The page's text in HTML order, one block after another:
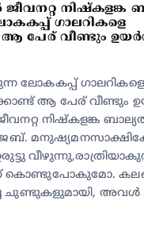
നിഷ്കളങ്ക
ഗാലറികളെ
ആ പേര് വീണ്ടും
ലോകകപ്പ് ഗാലറികളെ
ആ പേര്
നിഷ്കളങ്ക
കൊണ്ടുപോകുമോ.
ചുണ്ടുകളുമായി, അവൾ